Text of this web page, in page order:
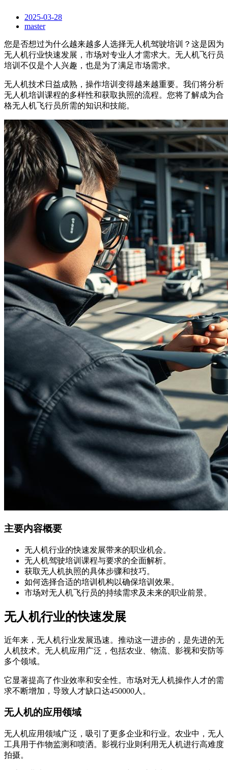
2025-03-28
master
您是否想过为什么越来越多人选择无人机驾驶培训？这是因为
无人机行业快速发展，市场对专业人才需求大。无人机飞行员
培训不仅是个人兴趣，也是为了满足市场需求。
无人机技术日益成熟，操作培训变得越来越重要。我们将分析
无人机培训课程的多样性和获取执照的流程。您将了解成为合
格无人机飞行员所需的知识和技能。
主要内容概要
无人机行业的快速发展带来的职业机会。
无人机驾驶培训课程与要求的全面解析。
获取无人机执照的具体步骤和技巧。
如何选择合适的培训机构以确保培训效果。
市场对无人机飞行员的持续需求及未来的职业前景。
无人机行业的快速发展
近年来，无人机行业发展迅速。推动这一进步的，是先进的无
人机技术。无人机应用广泛，包括农业、物流、影视和安防等
多个领域。
它显著提高了作业效率和安全性。市场对无人机操作人才的需
求不断增加，导致人才缺口达450000人。
无人机的应用领域
无人机应用领域广泛，吸引了更多企业和行业。农业中，无人
工具用于作物监测和喷洒。影视行业则利用无人机进行高难度
拍摄。